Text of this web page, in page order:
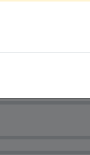
đến công ty
nhất.